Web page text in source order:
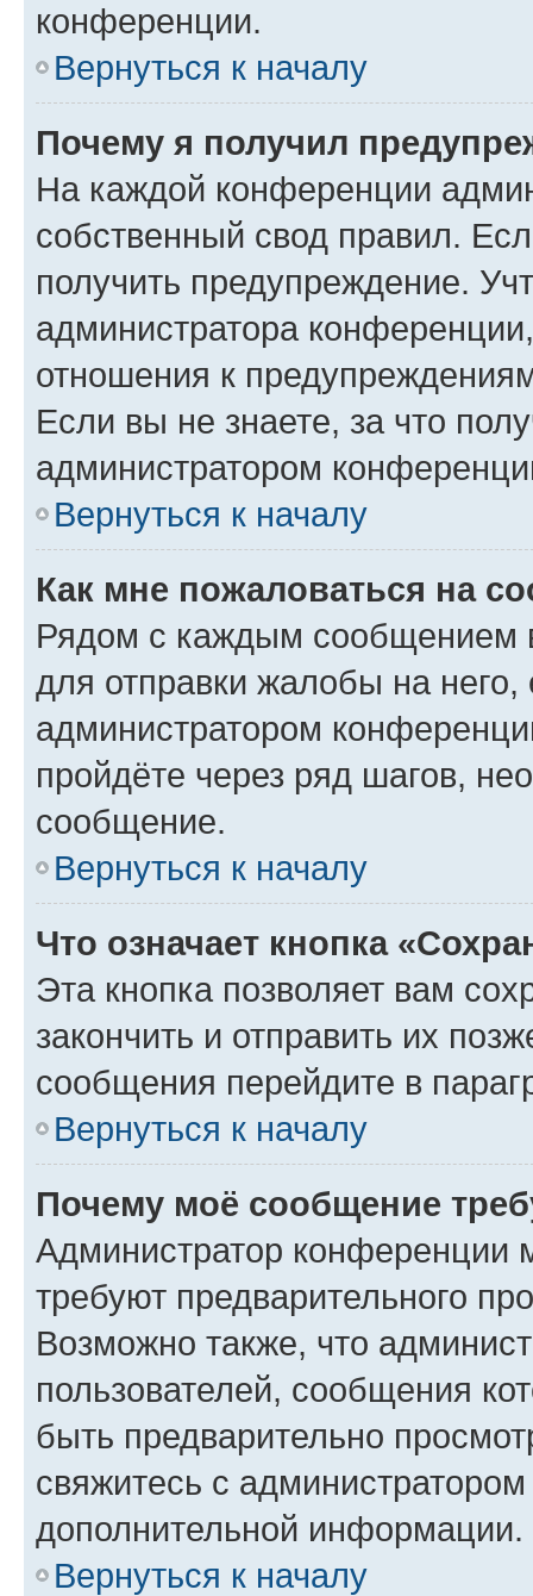
конференции.
Вернуться к началу
Почему я получил
На каждой конференции
собственный свод правил.
получить предупреждение.
администратора
отношения к
Если вы не знаете, за что
администратором
Вернуться к началу
Как мне пожаловаться на
Рядом с каждым сообщением
для отправки жалобы на
администратором
пройдёте через ряд шагов,
сообщение.
Вернуться к началу
Что означает кнопка
Эта кнопка позволяет вам
закончить и отправить их
сообщения перейдите в
Вернуться к началу
Почему моё сообщение
Администратор конференции
требуют предварительного
Возможно также, что
пользователей, сообщения
быть предварительно
свяжитесь с
дополнительной информации.
Вернуться к началу